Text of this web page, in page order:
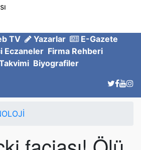
TV Yazarlar
E-Gazete
Eczaneler Firma Rehberi
Biyografiler